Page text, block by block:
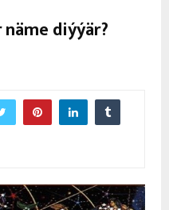
diýýär?